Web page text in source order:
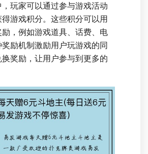
玩家可以通过参与游戏活动
游戏积分。这些积分可以用
，例如游戏道具、话费、电
励机制激励用户玩游戏的同
奖励，让用户参与到更多的